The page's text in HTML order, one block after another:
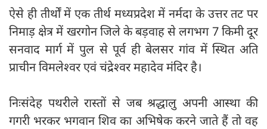
ऐसे ही तीर्थों में एक तीर्थ मध्यप्रदेश में नर्मदा के उत्तर तट पर
निमाड़ क्षेत्र में खरगोन जिले के बड़वाह से लगभग 7 किमी दूर
सनवाद मार्ग में पुल से पूर्व ही बेलसर गांव में स्थित अति
प्राचीन विमलेश्वर एवं चंद्रेश्वर महादेव मंदिर है।
निःसंदेह पथरीले रास्तों से जब श्रद्धालु अपनी आस्था की
गगरी भरकर भगवान शिव का अभिषेक करने जाते हैं तो वह